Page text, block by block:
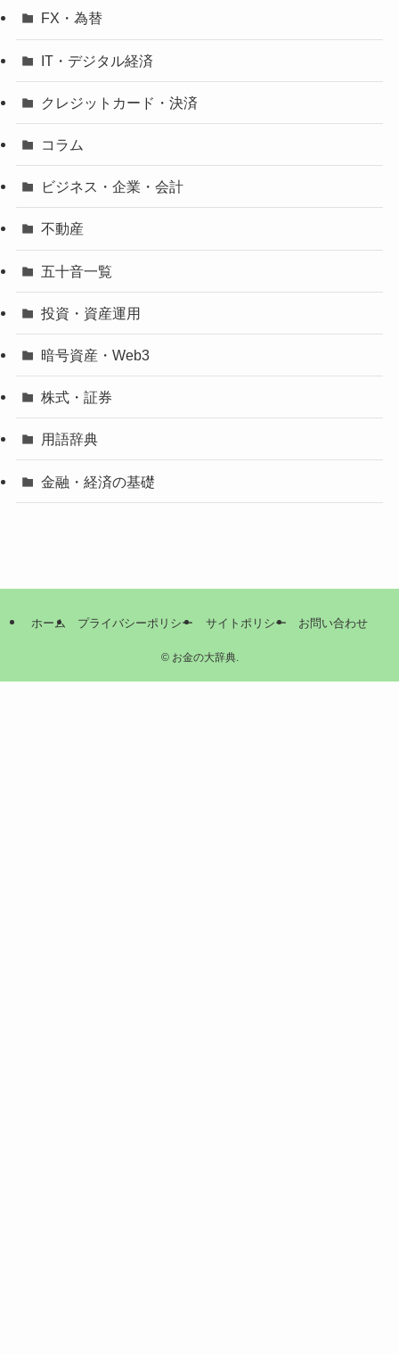
FX・為替
IT・デジタル経済
クレジットカード・決済
コラム
ビジネス・企業・会計
不動産
五十音一覧
投資・資産運用
暗号資産・Web3
株式・証券
用語辞典
金融・経済の基礎
ホーム プライバシーポリシー サイトポリシー お問い合わせ
©お金の大辞典.